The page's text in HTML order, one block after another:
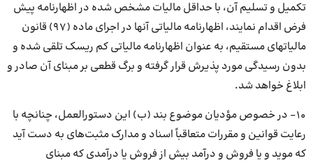
تکمیل و تسلیم آن، با حداقل مالیات مشخص شده در اظهارنامه پیش
فرض اقدام نمایند، اظهارنامه مالیاتی آنها در اجرای ماده (۹۷) قانون
مالیاتهای مستقیم، به عنوان اظهارنامه مالیاتی کم ریسک تلقی شده و
بدون رسیدگی مورد پذیرش قرار گرفته و برگ قطعی بر مبنای آن صادر و
ابلاغ خواهد شد.
۱۰- در خصوص مؤدیان موضوع بند (ب) این دستورالعمل، چنانچه با
رعایت قوانین و مقررات متعاقباً اسناد و مدارک مثبت‌های به دست آید
که موید و یا فروش و درآمد بیش از فروش یا درآمدی که مبنای